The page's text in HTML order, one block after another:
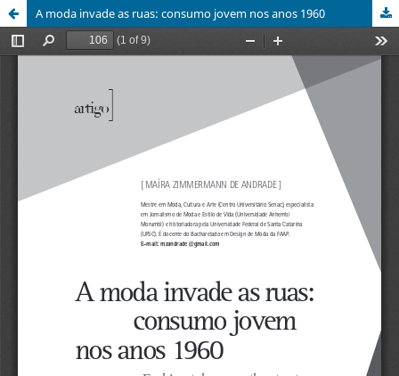
A moda invade as ruas: consumo jovem nos anos 1960